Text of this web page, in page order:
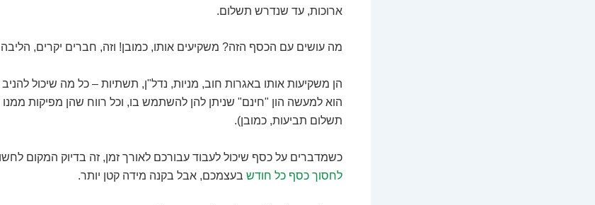
ארוכות, עד שנדרש תשלום.
מה עושים עם הכסף הזה? משקיעים אותו, כמובן! וזה, חברים יקרים, הליבה
הן משקיעות אותו באגרות חוב, מניות, נדל"ן, תשתיות – כל מה שיכול
הוא למעשה הון "חינם" שניתן להן להשתמש בו, וכל רווח שהן מפיקות ממנו
תשלום תביעות, כמובן).
כשמדברים על כסף שיכול לעבוד עבורכם לאורך זמן, זה בדיוק המקום
לחסוך כסף כל חודש בעצמכם, אבל בקנה מידה קטן יותר.